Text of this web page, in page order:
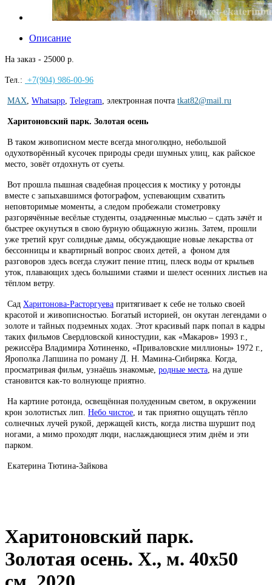
Описание
На заказ - 25000 р.
Тел.: +7(904) 986-00-96
MAX, Whatsapp, Telegram, электронная почта tkat82@mail.ru
Харитоновский парк. Золотая осень
В таком живописном месте всегда многолюдно, небольшой
одухотворённый кусочек природы среди шумных улиц, как райское
место, зовёт отдохнуть от суеты.
Вот прошла пышная свадебная процессия к мостику у ротонды
вместе с запыхавшимся фотографом, успевающим схватить
неповторимые моменты, а следом пробежали стометровку
разгорячённые весёлые студенты, озадаченные мыслью – сдать зачёт и
быстрее окунуться в свою бурную общажную жизнь. Затем, прошли
уже третий круг солидные дамы, обсуждающие новые лекарства от
бессонницы и квартирный вопрос своих детей, а фоном для
разговоров здесь всегда служит пение птиц, плеск воды от крыльев
уток, плавающих здесь большими стаями и шелест осенних листьев на
тёплом ветру.
Сад Харитонова-Расторгуева притягивает к себе не только своей
красотой и живописностью. Богатый историей, он окутан легендами о
золоте и тайных подземных ходах. Этот красивый парк попал в кадры
таких фильмов Свердловской киностудии, как «Макаров» 1993 г.,
режиссёра Владимира Хотиненко, «Приваловские миллионы» 1972 г.,
Ярополка Лапшина по роману Д. Н. Мамина-Сибиряка. Когда,
просматривая фильм, узнаёшь знакомые, родные места, на душе
становится как-то волнующе приятно.
На картине ротонда, освещённая полуденным светом, в окружении
крон золотистых лип. Небо чистое, и так приятно ощущать тёпло
солнечных лучей рукой, держащей кисть, когда листва шуршит под
ногами, а мимо проходят люди, наслаждающиеся этим днём и эти
парком.
Екатерина Тютина-Зайкова
Харитоновский парк.
Золотая осень. Х., м. 40х50